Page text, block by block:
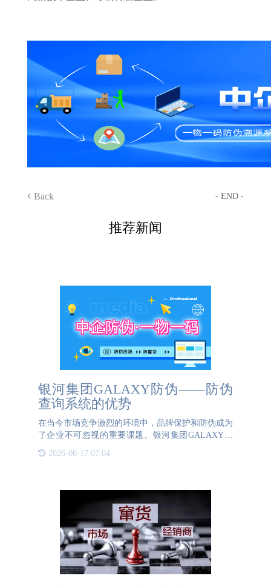
Back - END -
推荐新闻
银河集团GALAXY防伪——防伪
查询系统的优势
在当今市场竞争激烈的环境中，品牌保护和防伪成为
了企业不可忽视的重要课题。银河集团GALAXY防
越的性能和全面的功能，为企业提供了强有力的支
2026-06-17 07:04